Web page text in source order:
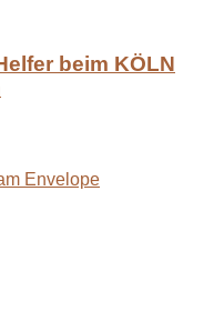
beim KÖLN
Envelope